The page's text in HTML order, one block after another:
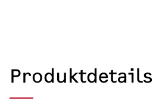
Produktdetails